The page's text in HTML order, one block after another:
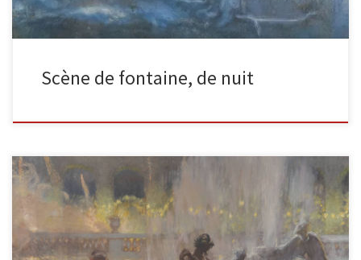
Scène de fontaine, de nuit
Fête de nuit huile sur toile, 1906, 297 x 400 cm Commandé en